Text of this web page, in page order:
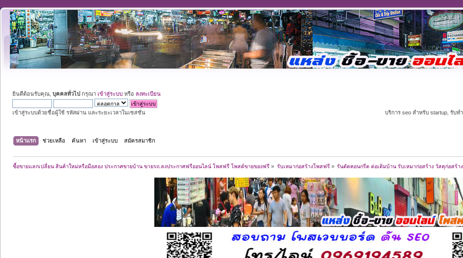
ยินดีต้อนรับคุณ, บุคคลทั่วไป กรุณา เข้าสู่ระบบ หรือ ลงทะเบียน
เข้าสู่ระบบด้วยชื่อผู้ใช้ รหัสผ่าน และระยะเวลาในเซสชั่น
บริการ seo สำหรับ startup, รับ
หน้าแรก ช่วยเหลือ ค้นหา เข้าสู่ระบบ สมัครสมาชิก
ซื้อขายแลกเปลี่ยน สินค้าใหม่หรือมือสอง ประกาศขายบ้าน ขายรถ.ลงประกาศฟรีออนไลน์ โพสฟรี โพสต์ขายของฟรี » รับเหมาก่อสร้างโพสฟรี» รันตัดคอนกรีต ต่อเติมบ้าน รับเหมาก่อสร้าง วัสดุก่อสร้าง